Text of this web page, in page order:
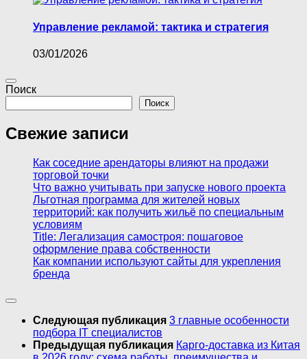
Управление рекламой: тактика и стратегия
03/01/2026
Поиск
Поиск
Свежие записи
Как соседние арендаторы влияют на продажи
торговой точки
Что важно учитывать при запуске нового проекта
Льготная программа для жителей новых
территорий: как получить жильё по специальным
условиям
Title: Легализация самостроя: пошаговое
оформление права собственности
Как компании используют сайты для укрепления
бренда
Следующая публикация 3 главные особенности
подбора IT специалистов
Предыдущая публикация Карго-доставка из Китая